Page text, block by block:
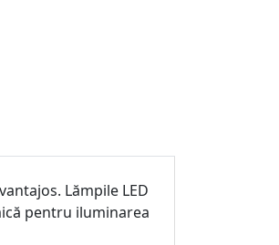
Lămpile LED
pentru iluminarea